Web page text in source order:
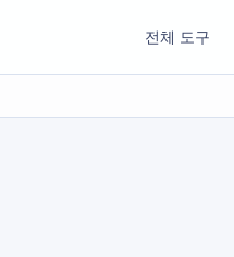
전체 도구